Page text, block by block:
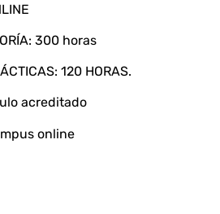
300 horas
120 HORAS.
acreditado
online